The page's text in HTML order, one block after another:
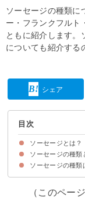
ソーセージの種類に
ー・フランクフルト
ともに紹介します。
についても紹介する
シェア
目次
ソーセージとは？
ソーセージにつ
ソーセージとウ
ソーセージの種類
①ウインナーソ
②フランクフル
③リオナソーセ
④ボローニャソ
⑤ブラック・プ
⑥チョリソー
⑦ビアシンケン
⑧リングイッサ
⑨サラミ
ソーセージの種類
（このペー